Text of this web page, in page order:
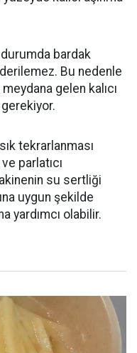
durumda bardak
Bu nedenle
gelen kalıcı
tekrarlanması
parlatıcı
su sertliği
uygun şekilde
yardımcı olabilir.